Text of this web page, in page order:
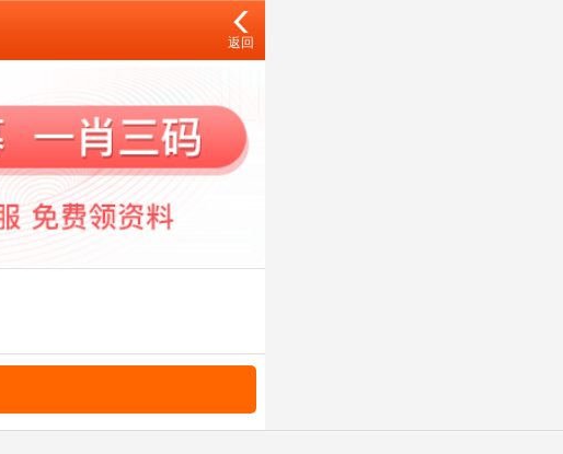
返回